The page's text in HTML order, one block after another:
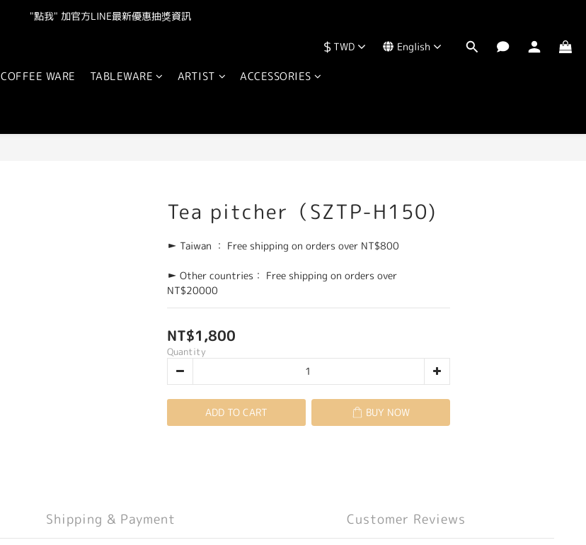
"點我" 加官方LINE最新優惠抽獎資訊
"點我" 加官方LINE最新優惠抽獎資訊
"點我" 加官方LINE最新優惠抽獎資訊
$ TWD English
COFFEE WARE TABLEWARE ARTIST
ACCESSORIES
Tea pitcher（SZTP-H150)
► Taiwan ： Free shipping on orders over NT$800
► Other countries： Free shipping on orders over
NT$20000
NT$1,800
Quantity
ADD TO CART BUY NOW
Shipping & Payment Customer Reviews